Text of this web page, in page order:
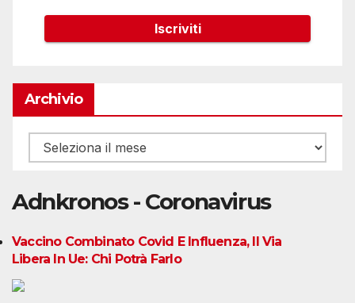
Archivio
Archivio
Adnkronos - Coronavirus
Vaccino Combinato Covid E Influenza, Il Via
Libera In Ue: Chi Potrà Farlo